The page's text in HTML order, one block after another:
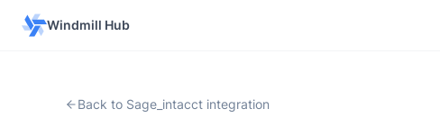
Windmill Hub
Back to Sage_intacct integration